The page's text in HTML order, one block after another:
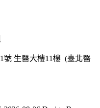
號 生醫大樓11樓 (臺北醫